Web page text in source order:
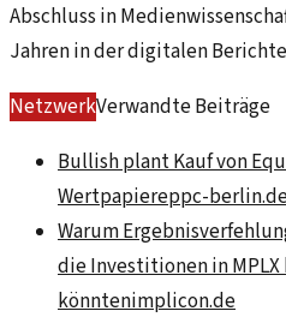
Abschluss in
Jahren in der digitalen
NetzwerkVerwandte Beiträge
Bullish plant Kauf von
Wertpapiereppc-
Warum
die Investitionen in
könntenimplicon.de